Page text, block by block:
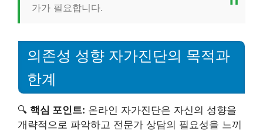
가가 필요합니다.
의존성 성향 자가진단의 목적과
한계
🔍 핵심 포인트: 온라인 자가진단은 자신의 성향을
개략적으로 파악하고 전문가 상담의 필요성을 느끼